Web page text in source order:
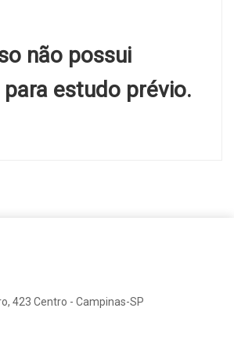
não possui
estudo prévio.
423 Centro - Campinas-SP